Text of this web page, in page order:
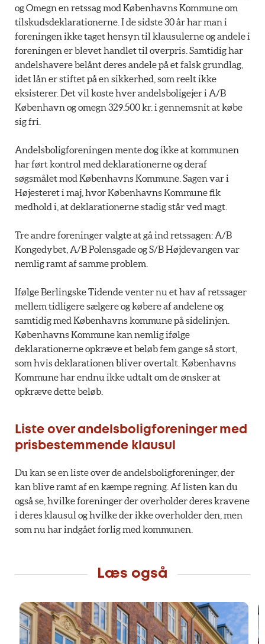
og Omegn en retssag mod Københavns Kommune om
tilskudsdeklarationerne. I de sidste 30 år har man i
foreningen ikke taget hensyn til klausulerne og andele i
foreningen er blevet handlet til overpris. Samtidig har
andelshavere belånt deres andele på et falsk grundlag,
idet lån er stiftet på en sikkerhed, som reelt ikke
eksisterer. Det vil koste hver andelsboligejer i A/B
København og omegn 329.500 kr. i gennemsnit at købe
sig fri.
Andelsboligforeningen mente dog ikke at kommunen
har ført kontrol med deklarationerne og deraf
søgsmålet mod Københavns Kommune. Sagen var i
Højesteret i maj, hvor Københavns Kommune fik
medhold i, at deklarationerne stadig står ved magt.
Tre andre foreninger valgte at gå ind retssagen: A/B
Kongedybet, A/B Polensgade og S/B Højdevangen var
nemlig ramt af samme problem.
Ifølge Berlingske Tidende venter nu et hav af retssager
mellem tidligere sælgere og købere af andelene og
samtidig med Københavns kommune på sidelinjen.
Københavns Kommune kan nemlig ifølge
deklarationerne opkræve et beløb fem gange så stort,
som hvis deklarationen bliver overtalt. Københavns
Kommune har endnu ikke udtalt om de ønsker at
opkræve dette beløb.
Liste over andelsboligforeninger med
prisbestemmende klausul
Du kan se en liste over de andelsboligforeninger, der
kan blive ramt af en kæmpe regning. Af listen kan du
også se, hvilke foreninger der overholder deres kravene
i deres klausul og hvilke der ikke overholder den, men
som nu har indgået forlig med kommunen.
Læs også